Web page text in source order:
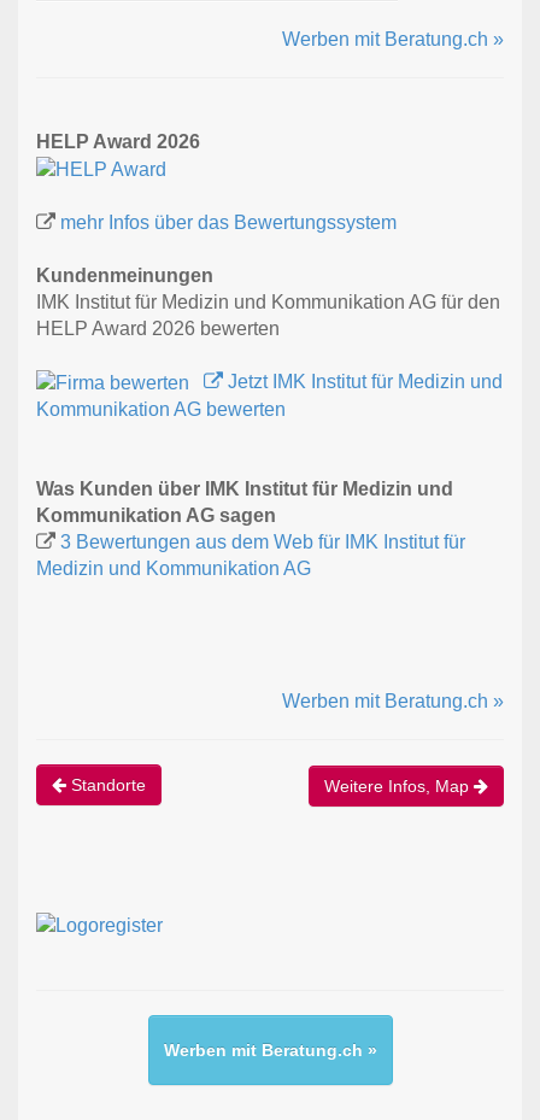
Werben mit Beratung.ch »
HELP Award 2026
mehr Infos über das Bewertungssystem
Kundenmeinungen
IMK Institut für Medizin und Kommunikation AG für den
HELP Award 2026 bewerten
Jetzt IMK Institut für Medizin und
Kommunikation AG bewerten
Was Kunden über IMK Institut für Medizin und
Kommunikation AG sagen
3 Bewertungen aus dem Web für IMK Institut für
Medizin und Kommunikation AG
Werben mit Beratung.ch »
Standorte Weitere Infos, Map
Werben mit Beratung.ch »